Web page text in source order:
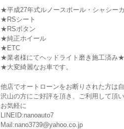
★平成27年式ルノースポール・シャシー
★RSシート
★RSボタン
★純正ホイール
★ETC
★業者様にてヘッドライト磨き施工済み★
★大変綺麗なお車です。
他店でオートローンをお断りされた方は
沢山の方にご好評を頂き、ご利用して頂い
お気軽に
LINEID:nanoauto7
Mail:nano3739@yahoo.co.jp